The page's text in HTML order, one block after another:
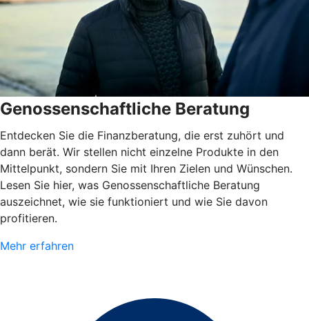
Genossenschaftliche Beratung
Entdecken Sie die Finanzberatung, die erst zuhört und
dann berät. Wir stellen nicht einzelne Produkte in den
Mittelpunkt, sondern Sie mit Ihren Zielen und Wünschen.
Lesen Sie hier, was Genossenschaftliche Beratung
auszeichnet, wie sie funktioniert und wie Sie davon
profitieren.
Mehr erfahren